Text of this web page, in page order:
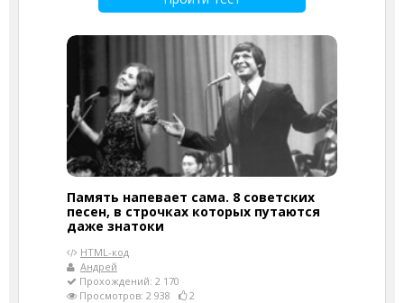
Память напевает сама. 8 советских
песен, в строчках которых путаются
даже знатоки
HTML-код
Андрей
Прохождений: 2 170
Просмотров: 2 938
2